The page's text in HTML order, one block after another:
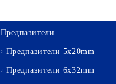
Предпазители
Предпазители 5х20mm
Предпазители 6х32mm